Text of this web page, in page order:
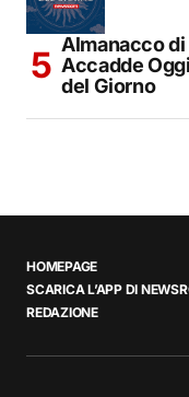
Almanacco
Accadde
del Giorno
HOMEPAGE
SCARICA L’APP DI
REDAZIONE